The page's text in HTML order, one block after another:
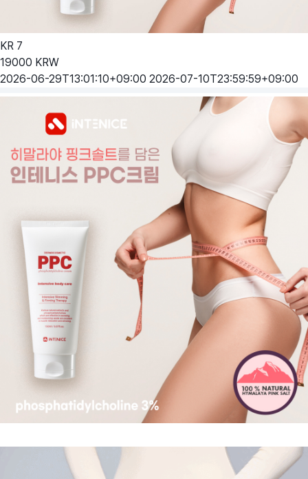
KR 7
19000 KRW
2026-06-29T13:01:10+09:00 2026-07-10T23:59:59+09:00